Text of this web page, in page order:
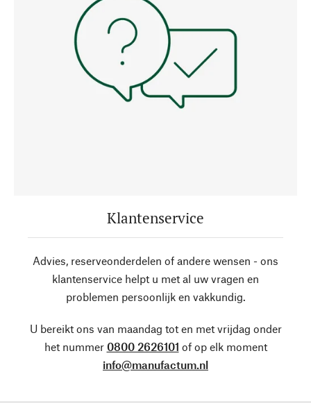
Klantenservice
Advies, reserveonderdelen of andere wensen - ons
klantenservice helpt u met al uw vragen en
problemen persoonlijk en vakkundig.
U bereikt ons van maandag tot en met vrijdag onder
het nummer 0800 2626101 of op elk moment
info@manufactum.nl